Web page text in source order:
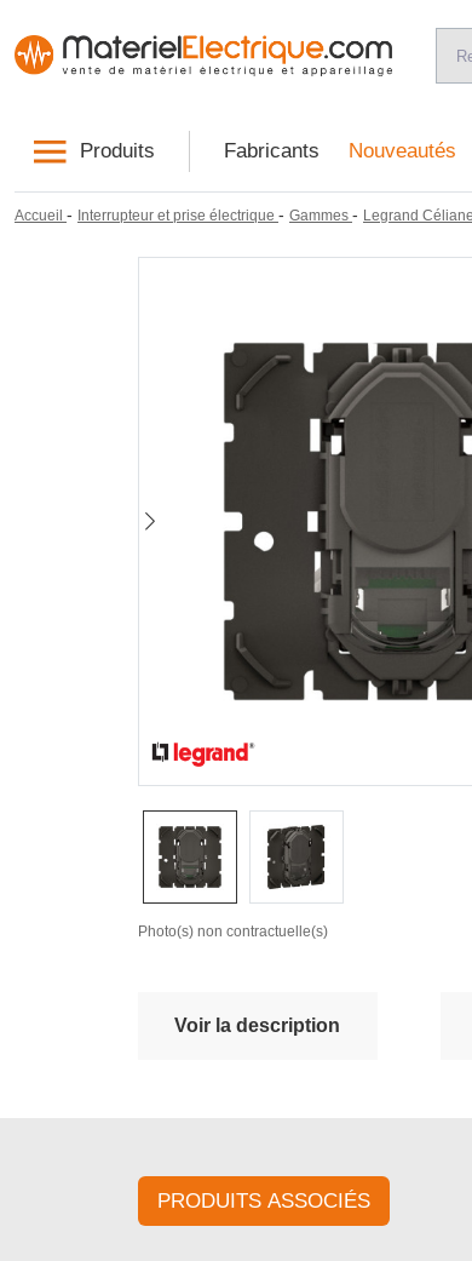
Produits Fabricants Nouveautés
Accueil - Interrupteur et prise électrique - Gammes - Legrand Céliane
Photo(s) non contractuelle(s)
Voir la description
PRODUITS ASSOCIÉS